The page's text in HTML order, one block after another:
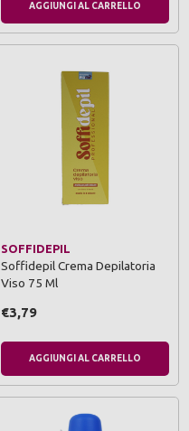
AGGIUNGI AL CARRELLO
SOFFIDEPIL
Soffidepil Crema Depilatoria
Viso 75 Ml
€3,79
AGGIUNGI AL CARRELLO